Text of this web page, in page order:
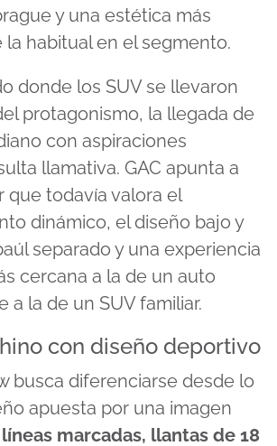
y una estética más
habitual en el segmento.
donde los SUV se llevaron
protagonismo, la llegada de
con aspiraciones
llamativa. GAC apunta a
que todavía valora el
dinámico, el diseño bajo y
separado y una experiencia
cercana a la de un auto
a la de un SUV familiar.
con diseño deportivo
busca diferenciarse desde lo
apuesta por una imagen
líneas marcadas, llantas de 18